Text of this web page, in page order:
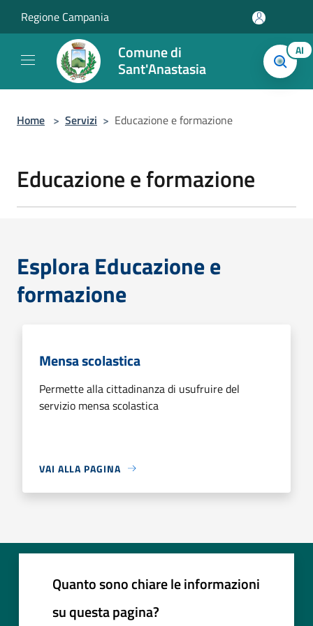
Regione Campania
Comune di
Sant'Anastasia
AI
Home > Servizi > Educazione e formazione
Educazione e formazione
Esplora Educazione e
formazione
Mensa scolastica
Permette alla cittadinanza di usufruire del
servizio mensa scolastica
VAI ALLA PAGINA
Quanto sono chiare le informazioni
su questa pagina?